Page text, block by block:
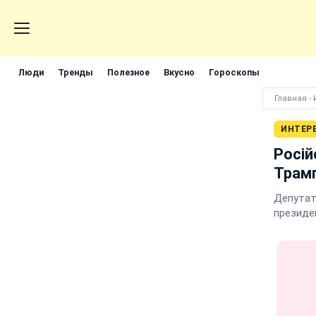
Люди Тренды Полезное Вкусно Гороскопы
Главная ›